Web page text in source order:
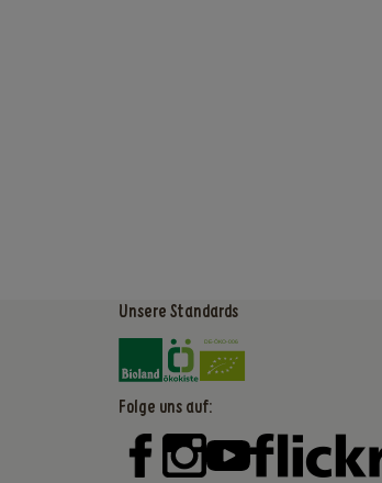
Unsere Standards
Externer Link zu https://
Externer Link zu
Folge uns auf:
Externer Link zu https://
Externer Link zu
Externer Link zu